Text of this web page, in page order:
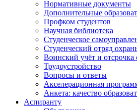
Нормативные документы
Дополнительные
Профком студентов
Научная библиотека
Студенческое
Студенческий отряд
Воинский учёт и
Трудоустройство
Вопросы и ответы
Акселерационная
Анкета: качество
Аспиранту